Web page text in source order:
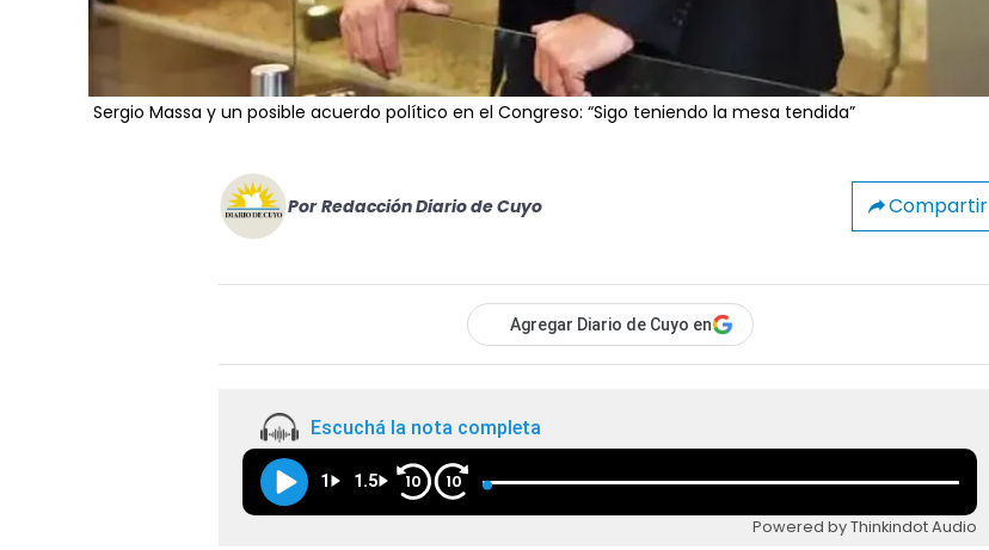
Sergio Massa y un posible acuerdo político en el Congreso: “Sigo teniendo la mesa tendida”
Por Redacción Diario de Cuyo Compartir
Agregar Diario de Cuyo en
Escuchá la nota completa
1 1.5 10 10
Powered by Thinkindot Audio